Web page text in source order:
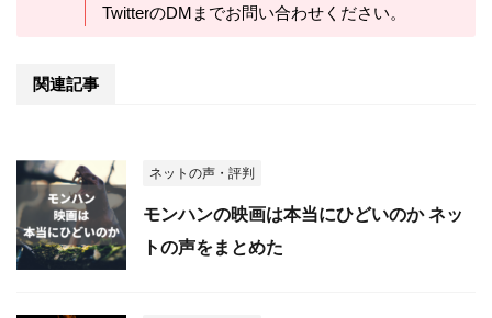
TwitterのDMまでお問い合わせください。
関連記事
ネットの声・評判
モンハンの映画は本当にひどいのか ネッ
トの声をまとめた